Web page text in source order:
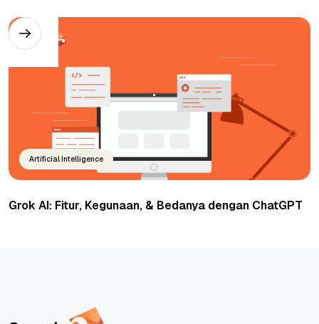
Artificial Intelligence
Grok AI: Fitur, Kegunaan, & Bedanya dengan ChatGPT